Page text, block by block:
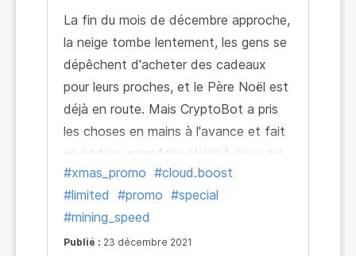
La fin du mois de décembre approche,
la neige tombe lentement, les gens se
dépêchent d'acheter des cadeaux
pour leurs proches, et le Père Noël est
déjà en route. Mais CryptoBot a pris
les choses en mains à l'avance et fait
un cadeau pour faire plaisir à ceux qui
ont miné de manière plus efficace, plus
rapidement, et mieux que les autres
cette année !
#xmas_promo #cloud.boost
#limited #promo #special
#mining_speed
Publié : 23 décembre 2021